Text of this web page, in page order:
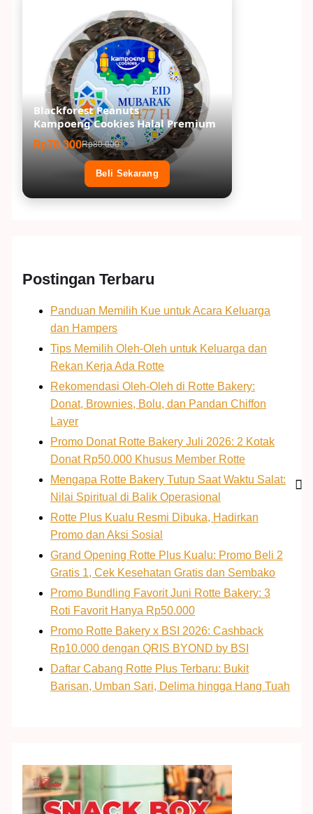
Blackforest Peanuts
Kampoeng Cookies Halal Premium
Rp78.300Rp80.000
Beli Sekarang
Postingan Terbaru
Panduan Memilih Kue untuk Acara Keluarga
dan Hampers
Tips Memilih Oleh-Oleh untuk Keluarga dan
Rekan Kerja Ada Rotte
Rekomendasi Oleh-Oleh di Rotte Bakery:
Donat, Brownies, Bolu, dan Pandan Chiffon
Layer
Promo Donat Rotte Bakery Juli 2026: 2 Kotak
Donat Rp50.000 Khusus Member Rotte
Mengapa Rotte Bakery Tutup Saat Waktu Salat:
Nilai Spiritual di Balik Operasional
Rotte Plus Kualu Resmi Dibuka, Hadirkan
Promo dan Aksi Sosial
Grand Opening Rotte Plus Kualu: Promo Beli 2
Gratis 1, Cek Kesehatan Gratis dan Sembako
Promo Bundling Favorit Juni Rotte Bakery: 3
Roti Favorit Hanya Rp50.000
Promo Rotte Bakery x BSI 2026: Cashback
Rp10.000 dengan QRIS BYOND by BSI
Daftar Cabang Rotte Plus Terbaru: Bukit
Barisan, Umban Sari, Delima hingga Hang Tuah